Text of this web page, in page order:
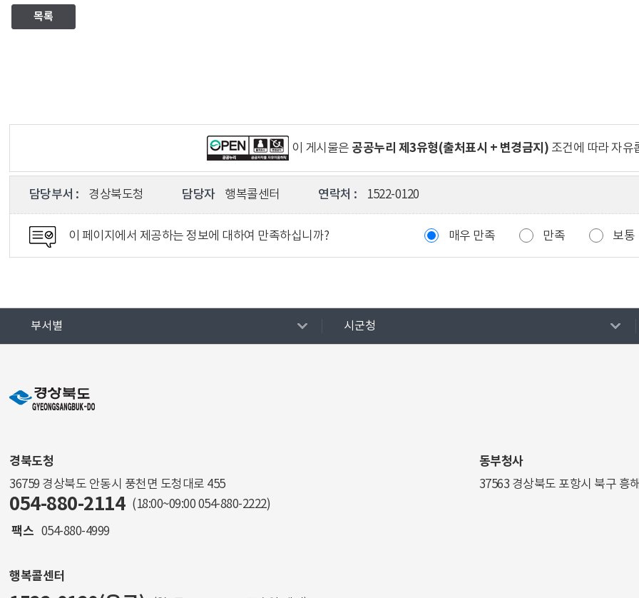
목록
이 게시물은 공공누리 제3유형(출처표시 + 변경금지) 조건에 따라 자유
담당부서 : 경상북도청 담당자 행복콜센터 연락처 : 1522-0120
이 페이지에서 제공하는 정보에 대하여 만족하십니까? 매우 만족 만족 보통
부서별 시군청
경북도청
36759 경상북도 안동시 풍천면 도청대로 455
054-880-2114 (18:00~09:00 054-880-2222)
팩스 054-880-4999
동부청사
37563 경상북도 포항시 북구 흥
행복콜센터